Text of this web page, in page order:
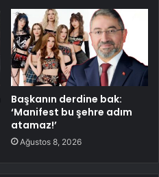
Başkanın derdine bak:
‘Manifest bu şehre adım
atamaz!’
Ağustos 8, 2026